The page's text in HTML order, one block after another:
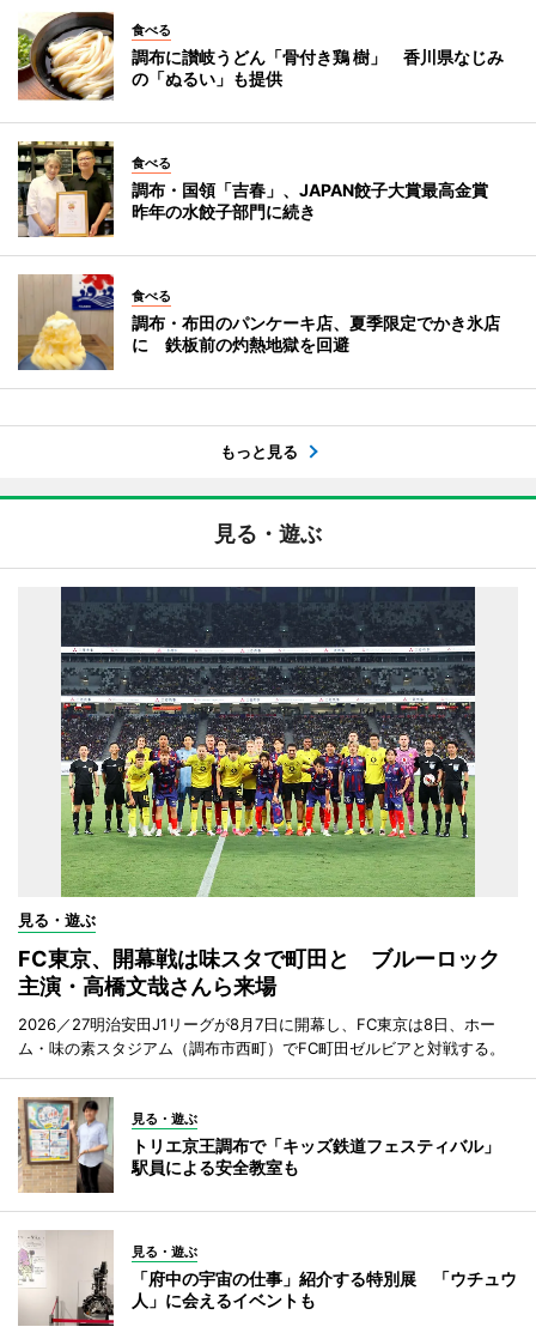
食べる
調布に讃岐うどん「骨付き鶏 樹」 香川県なじみ
の「ぬるい」も提供
食べる
調布・国領「吉春」、JAPAN餃子大賞最高金賞
昨年の水餃子部門に続き
食べる
調布・布田のパンケーキ店、夏季限定でかき氷店
に 鉄板前の灼熱地獄を回避
もっと見る
見る・遊ぶ
見る・遊ぶ
FC東京、開幕戦は味スタで町田と ブルーロック
主演・高橋文哉さんら来場
2026／27明治安田J1リーグが8月7日に開幕し、FC東京は8日、ホー
ム・味の素スタジアム（調布市西町）でFC町田ゼルビアと対戦する。
見る・遊ぶ
トリエ京王調布で「キッズ鉄道フェスティバル」
駅員による安全教室も
見る・遊ぶ
「府中の宇宙の仕事」紹介する特別展 「ウチュウ
人」に会えるイベントも